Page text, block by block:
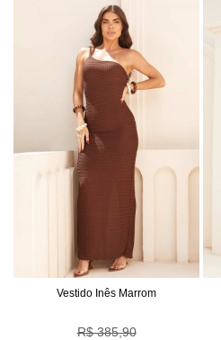
Vestido Inês Marrom
R$ 385,90